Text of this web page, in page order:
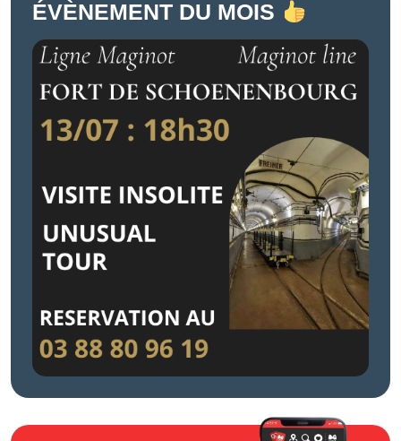
ÉVÈNEMENT DU MOIS